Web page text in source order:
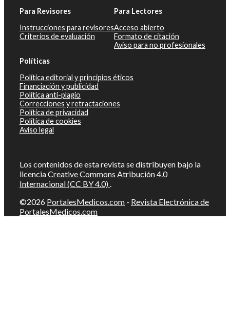
Para Revisores
Instrucciones para revisores
Criterios de evaluación
Para Lectores
Acceso abierto
Formato de citación
Aviso para no profesionales
Políticas
Política editorial y principios éticos
Financiación y publicidad
Política anti-plagio
Correcciones y retractaciones
Política de privacidad
Política de cookies
Aviso legal
Los contenidos de esta revista se distribuyen bajo la
licenciaCreative Commons Atribución 4.0
Internacional (CC BY 4.0) .
©2026 PortalesMedicos.com - Revista Electrónica de
PortalesMedicos.com